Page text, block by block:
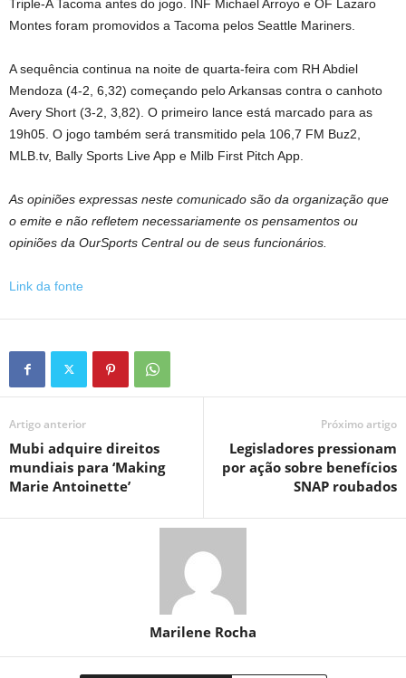
Triple-A Tacoma antes do jogo. INF Michael Arroyo e OF Lazaro
Montes foram promovidos a Tacoma pelos Seattle Mariners.
A sequência continua na noite de quarta-feira com RH Abdiel
Mendoza (4-2, 6,32) começando pelo Arkansas contra o canhoto
Avery Short (3-2, 3,82). O primeiro lance está marcado para as
19h05. O jogo também será transmitido pela 106,7 FM Buz2,
MLB.tv, Bally Sports Live App e Milb First Pitch App.
As opiniões expressas neste comunicado são da organização que
o emite e não refletem necessariamente os pensamentos ou
opiniões da OurSports Central ou de seus funcionários.
Link da fonte
Artigo anterior
Mubi adquire direitos
mundiais para ‘Making
Marie Antoinette’
Próximo artigo
Legisladores pressionam
por ação sobre benefícios
SNAP roubados
Marilene Rocha